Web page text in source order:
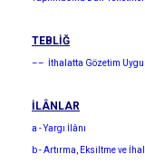
TEBLİĞ
–– İthalatta Gözetim
İLÂNLAR
a - Yargı İlânı
b - Artırma, Eksiltme ve